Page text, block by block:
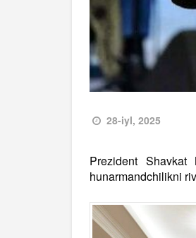
28-iyl, 2025
Prezident Shavkat
hunarmandchilikni